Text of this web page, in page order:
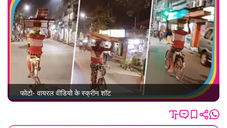
फोटो- वायरल वीडियो के स्क्रीन शॉट